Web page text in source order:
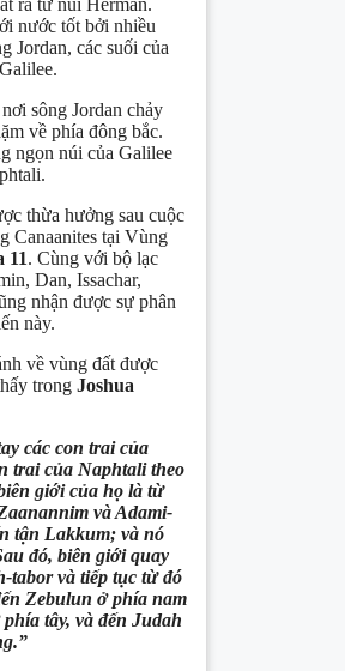
ra từ núi Herman.
nước tốt bởi nhiều
Jordan, các suối của
sông Jordan chảy
về phía đông bắc.
ngọn núi của Galilee
thừa hưởng sau cuộc
Canaanites tại Vùng
11. Cùng với bộ lạc
Dan, Issachar,
nhận được sự phân
này.
về vùng đất được
trong Joshua
các con trai của
trai của Naphtali theo
giới của họ là từ
và Adami-
tận Lakkum; và nó
đó, biên giới quay
tabor và tiếp tục từ đó
Zebulun ở phía nam
tây, và đến Judah